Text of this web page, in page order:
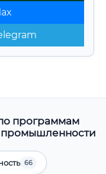
программам
промышленности
66